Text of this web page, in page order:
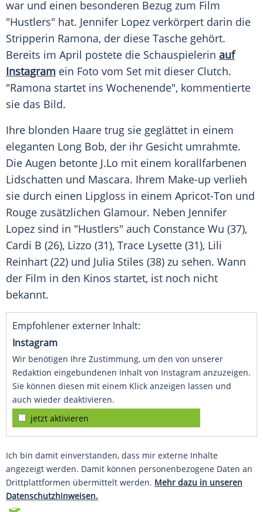
war und einen besonderen Bezug zum Film
"Hustlers" hat. Jennifer Lopez verkörpert darin die
Stripperin Ramona, der diese Tasche gehört.
Bereits im April postete die Schauspielerin auf
Instagram ein Foto vom Set mit dieser Clutch.
"Ramona startet ins Wochenende", kommentierte
sie das Bild.
Ihre blonden Haare trug sie geglättet in einem
eleganten Long Bob, der ihr Gesicht umrahmte.
Die Augen betonte J.Lo mit einem korallfarbenen
Lidschatten und Mascara. Ihrem Make-up verlieh
sie durch einen Lipgloss in einem Apricot-Ton und
Rouge zusätzlichen Glamour. Neben Jennifer
Lopez sind in "Hustlers" auch Constance Wu (37),
Cardi B (26), Lizzo (31), Trace Lysette (31), Lili
Reinhart (22) und Julia Stiles (38) zu sehen. Wann
der Film in den Kinos startet, ist noch nicht
bekannt.
Empfohlener externer Inhalt:
Instagram
Wir benötigen Ihre Zustimmung, um den von unserer
Redaktion eingebundenen Inhalt von Instagram anzuzeigen.
Sie können diesen mit einem Klick anzeigen lassen und
auch wieder deaktivieren.
jetzt aktivieren
Ich bin damit einverstanden, dass mir externe Inhalte
angezeigt werden. Damit können personenbezogene Daten an
Drittplattformen übermittelt werden. Mehr dazu in unseren
Datenschutzhinweisen.